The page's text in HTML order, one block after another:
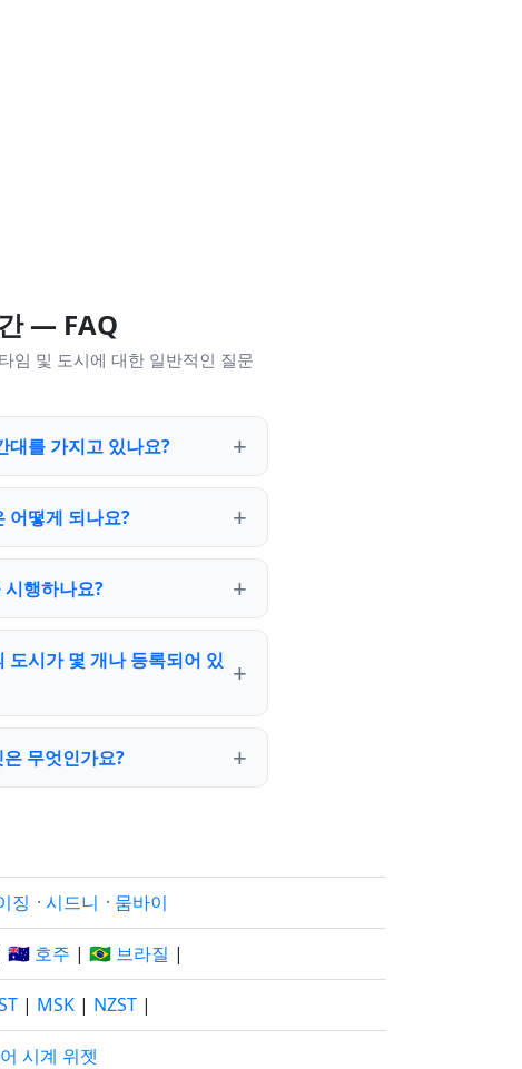
— FAQ
임 및 도시에 대한 일반적인 질문
대를 가지고 있나요?
어떻게 되나요?
행하나요?
도시가 몇 개나 등록되어 있
무엇인가요?
징 · 시드니 · 뭄바이
🇦🇺 호주 | 🇧🇷 브라질 |
| MSK | NZST |
시계 위젯